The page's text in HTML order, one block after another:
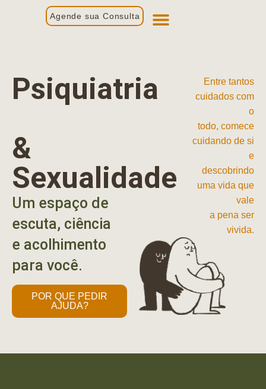
Agende sua Consulta
Psiquiatria
&
Sexualidade
Um espaço de
escuta, ciência
e acolhimento
para você.
POR QUE PEDIR
AJUDA?
Entre tantos
cuidados com
o
todo, comece
cuidando de si
e
descobrindo
uma vida que
vale
a pena ser
vivida.